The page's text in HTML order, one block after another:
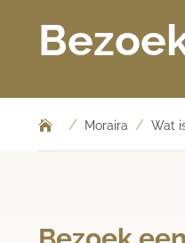
/ Moraira / Wat